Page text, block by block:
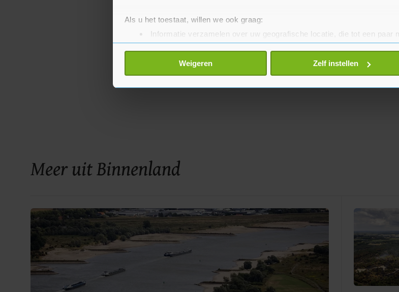
Als u het toestaat, willen we ook graag:
Informatie verzamelen over uw geografische locatie, die tot een paar
Uw apparaat identificeren door het actief te scannen op specifieke
Lees meer over hoe uw persoonlijke gegevens worden verwerkt en stel uw
toestemming op elk moment wijzigen of intrekken in de Cookieverklaring.
Weigeren Zelf instellen
Meer uit Binnenland